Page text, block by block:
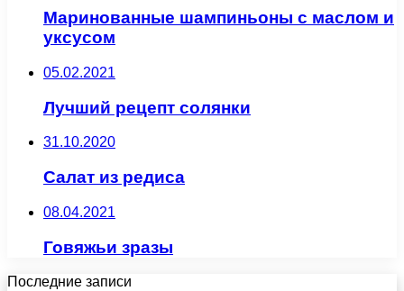
Маринованные шампиньоны с маслом и
уксусом
05.02.2021
Лучший рецепт солянки
31.10.2020
Салат из редиса
08.04.2021
Говяжьи зразы
Последние записи